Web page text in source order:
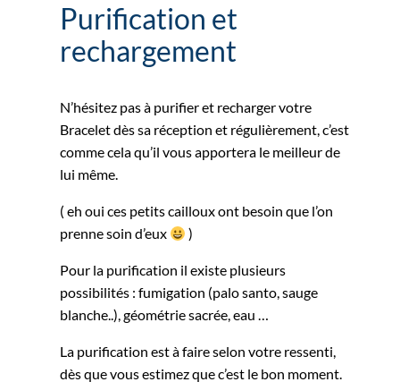
Purification et
rechargement
N’hésitez pas à purifier et recharger votre
Bracelet dès sa réception et régulièrement, c’est
comme cela qu’il vous apportera le meilleur de
lui même.
( eh oui ces petits cailloux ont besoin que l’on
prenne soin d’eux
)
Pour la purification il existe plusieurs
possibilités : fumigation (palo santo, sauge
blanche..), géométrie sacrée, eau …
La purification est à faire selon votre ressenti,
dès que vous estimez que c’est le bon moment.